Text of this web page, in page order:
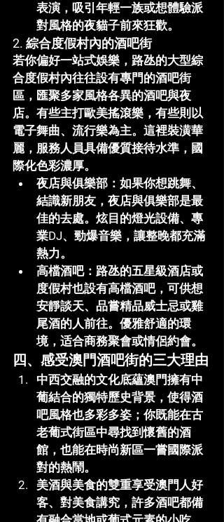
表演，吸引年輕一族或想體驗派
對風格的夜貓子前來狂歡。
2. 綜合度假村內的酒吧街
若你偏好一站式娛樂，路氹的大型綜
合度假村內往往設有專門的酒吧街
區，匯聚多家風格各異的酒吧與夜
店。有些主打歐美搖滾樂，有些則以
電子舞曲、流行樂為主。這裡裝潢華
麗，服務人員具備優質接待水準，國
際化色彩濃厚。
夜店與俱樂部 ：如果你想跳舞、
結識新朋友，夜店與俱樂部是最
佳的去處。炫目的燈光設備、專
業DJ、勁爆音樂，讓整晚都充滿
熱力。
高檔酒吧：路氹的五星級酒店或
度假村也設有高檔酒吧，可供想
安靜談天、品嘗精品威士忌或雞
尾酒的人前往。優雅舒適的環
境，适合商務聚會或情侶約會。
四、感受澳門酒吧街的三大理由
中西交融的文化底蘊澳門擁有中
葡結合的獨特歷史背景，使得酒
吧風格也多彩多姿；你既能在古
老葡式街區中尋找到懷舊的酒
館，也能在時尚新區一嘗國際派
對的熱鬧。
美酒與美食的雙重享受澳門人好
客、對美食講究，許多酒吧都備